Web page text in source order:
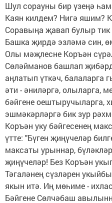
Шул сорауны бир үзеңә
Каян килдем? Нигә яшим?
Соравыңа җавап булыр тик
Башка җирдә эзләмә син,
Олы мәҗлесне Коръән
Сөләйманов башлап
аңлатып үткәч, балаларга
әти - әниләргә, олыларга,
бәйгене оештыручыларга,
эшмәкәрләргә бик зур
Коръән уку бәйгесенең
үтте: "Бүген җиңүчеләр
максаты урыннар,
җиңүчеләр! Без Коръән
Тәгаләнең сүзләрен
якын итә. Иң мөһиме -
Бәйгене Сөлчәбаш